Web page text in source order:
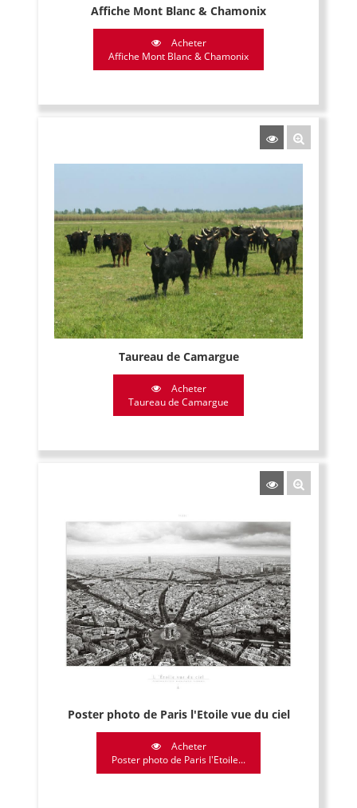
Affiche Mont Blanc & Chamonix
Acheter
Affiche Mont Blanc & Chamonix
Taureau de Camargue
Acheter
Taureau de Camargue
Poster photo de Paris l'Etoile vue du ciel
Acheter
Poster photo de Paris l'Etoile...